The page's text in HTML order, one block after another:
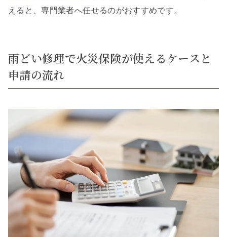
えると、専門業者へ任せるのがおすすめです。
雨どい修理で火災保険が使えるケースと
申請の流れ